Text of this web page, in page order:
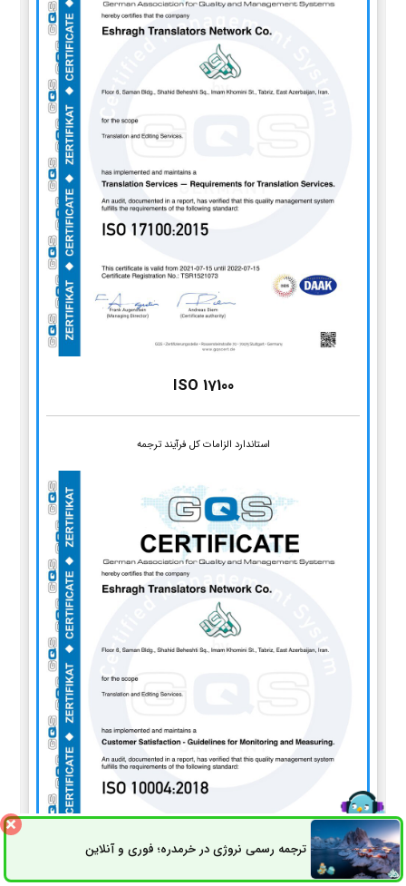
ISO 17100
استاندارد الزامات کل فرآیند ترجمه
ترجمه رسمی نروژی در خرمدره؛ فوری و آنلاینثبت سفارش راه های ارتباطی